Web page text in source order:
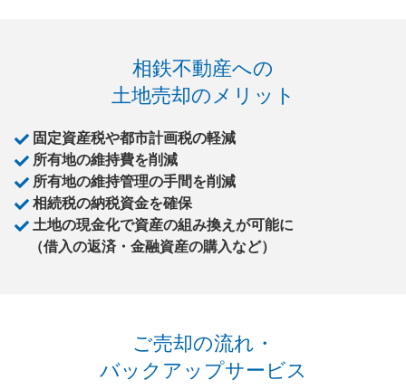
相鉄不動産への
土地売却のメリット
固定資産税や都市計画税の軽減
所有地の維持費を削減
所有地の維持管理の手間を削減
相続税の納税資金を確保
土地の現金化で資産の組み換えが可能に
（借入の返済・金融資産の購入など）
ご売却の流れ・
バックアップサービス